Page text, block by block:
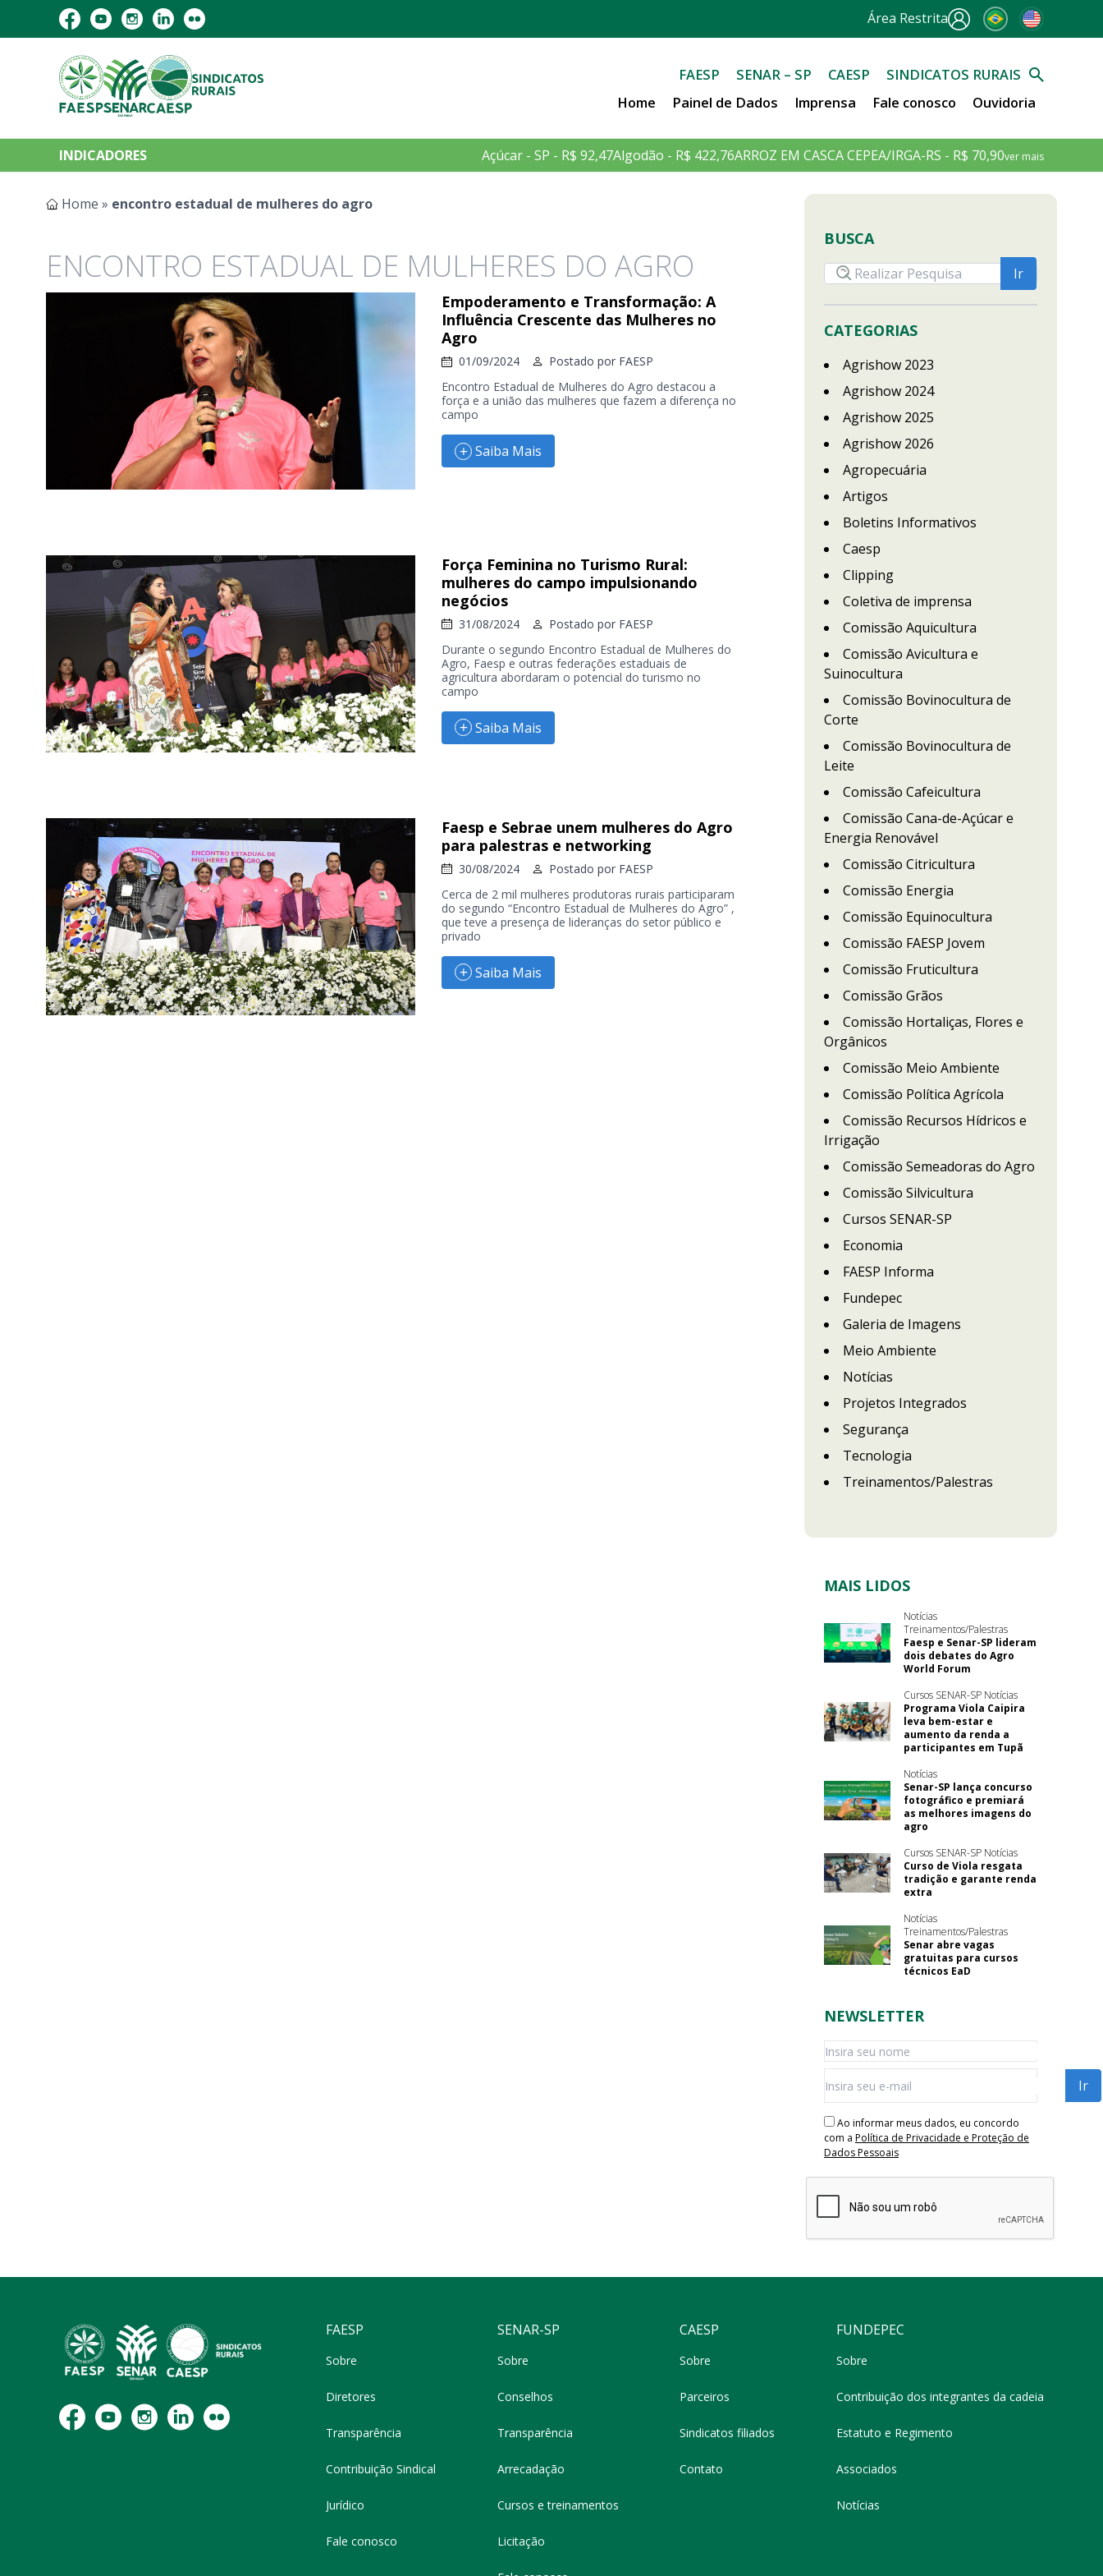
Área Restrita
FAESP SENAR – SP CAESP
SINDICATOS RURAIS
Home
Painel de Dados Imprensa Fale conosco Ouvidoria
INDICADORES Açúcar - SP - R$ 92,47Algodão - R$ 422,76ARROZ EM CASCA CEPEA/IRGA-RS - R$ 70,90ver mais
Home » encontro estadual de mulheres do agro
ENCONTRO ESTADUAL DE MULHERES DO AGRO
Empoderamento e Transformação: A
Influência Crescente das Mulheres no
Agro
01/09/2024 Postado por FAESP
Encontro Estadual de Mulheres do Agro destacou a
força e a união das mulheres que fazem a diferença no
campo
Saiba Mais
Força Feminina no Turismo Rural:
mulheres do campo impulsionando
negócios
31/08/2024 Postado por FAESP
Durante o segundo Encontro Estadual de Mulheres do
Agro, Faesp e outras federações estaduais de
agricultura abordaram o potencial do turismo no
campo
Saiba Mais
Faesp e Sebrae unem mulheres do Agro
para palestras e networking
30/08/2024 Postado por FAESP
Cerca de 2 mil mulheres produtoras rurais participaram
do segundo “Encontro Estadual de Mulheres do Agro” ,
que teve a presença de lideranças do setor público e
privado
Saiba Mais
BUSCA
CATEGORIAS
Agrishow 2023
Agrishow 2024
Agrishow 2025
Agrishow 2026
Agropecuária
Artigos
Boletins Informativos
Caesp
Clipping
Coletiva de imprensa
Comissão Aquicultura
Comissão Avicultura e
Suinocultura
Comissão Bovinocultura de
Corte
Comissão Bovinocultura de
Leite
Comissão Cafeicultura
Comissão Cana-de-Açúcar e
Energia Renovável
Comissão Citricultura
Comissão Energia
Comissão Equinocultura
Comissão FAESP Jovem
Comissão Fruticultura
Comissão Grãos
Comissão Hortaliças, Flores e
Orgânicos
Comissão Meio Ambiente
Comissão Política Agrícola
Comissão Recursos Hídricos e
Irrigação
Comissão Semeadoras do Agro
Comissão Silvicultura
Cursos SENAR-SP
Economia
FAESP Informa
Fundepec
Galeria de Imagens
Meio Ambiente
Notícias
Projetos Integrados
Segurança
Tecnologia
Treinamentos/Palestras
MAIS LIDOS
Notícias
Treinamentos/Palestras
Faesp e Senar-SP lideram
dois debates do Agro
World Forum
Cursos SENAR-SP Notícias
Programa Viola Caipira
leva bem-estar e
aumento da renda a
participantes em Tupã
Notícias
Senar-SP lança concurso
fotográfico e premiará
as melhores imagens do
agro
Cursos SENAR-SP Notícias
Curso de Viola resgata
tradição e garante renda
extra
Notícias
Treinamentos/Palestras
Senar abre vagas
gratuitas para cursos
técnicos EaD
NEWSLETTER
Ao informar meus dados, eu concordo
com a Política de Privacidade e Proteção de
Dados Pessoais
FAESP
Sobre
Diretores
Transparência
Contribuição Sindical
Jurídico
Fale conosco
SENAR-SP
Sobre
Conselhos
Transparência
Arrecadação
Cursos e treinamentos
Licitação
CAESP
Sobre
Parceiros
Sindicatos filiados
Contato
FUNDEPEC
Sobre
Contribuição dos integrantes da cadeia
Estatuto e Regimento
Associados
Notícias